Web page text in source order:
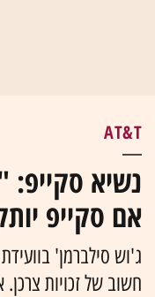
AT&T
נשיא סקייפ:
אם סקייפ
ג'וש סילברמן'
חשוב של זכויות